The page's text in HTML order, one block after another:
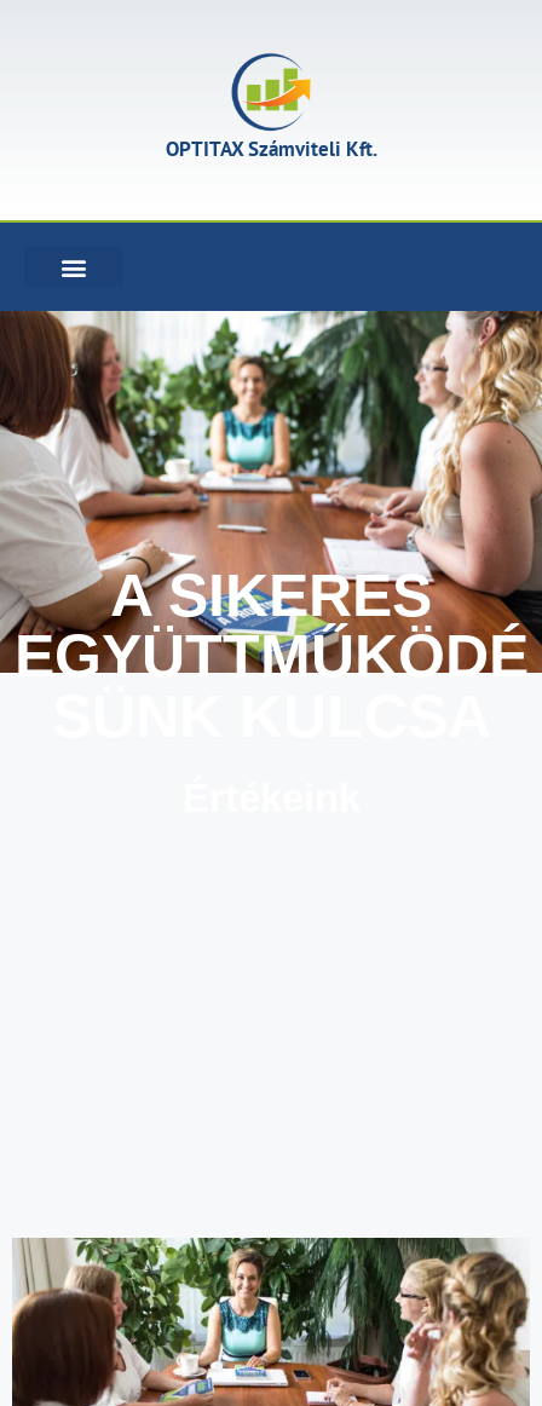
OPTITAX Számviteli Kft.
A SIKERES
EGYÜTTMŰKÖDÉ